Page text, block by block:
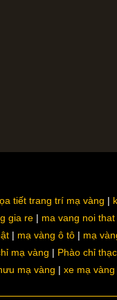
tiết trang trí mạ vàng
gia re ma vang noi that
mạ vàng ô tô mạ
mạ vàng Phào chỉ
mạ vàng xe mạ vàng